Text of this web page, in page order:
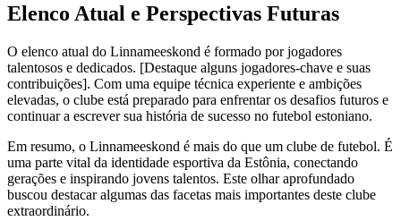
Elenco Atual e Perspectivas Futuras
O elenco atual do Linnameeskond é formado por jogadores
talentosos e dedicados. [Destaque alguns jogadores-chave e suas
contribuições]. Com uma equipe técnica experiente e ambições
elevadas, o clube está preparado para enfrentar os desafios futuros e
continuar a escrever sua história de sucesso no futebol estoniano.
Em resumo, o Linnameeskond é mais do que um clube de futebol. É
uma parte vital da identidade esportiva da Estônia, conectando
gerações e inspirando jovens talentos. Este olhar aprofundado
buscou destacar algumas das facetas mais importantes deste clube
extraordinário.